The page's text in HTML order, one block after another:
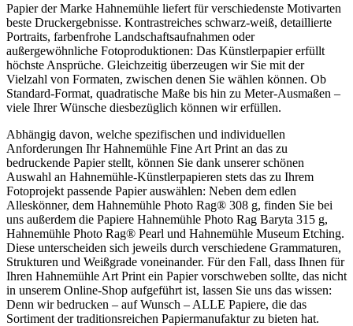
Papier der Marke Hahnemühle liefert für verschiedenste Motivarten
beste Druckergebnisse. Kontrastreiches schwarz-weiß, detaillierte
Portraits, farbenfrohe Landschaftsaufnahmen oder
außergewöhnliche Fotoproduktionen: Das Künstlerpapier erfüllt
höchste Ansprüche. Gleichzeitig überzeugen wir Sie mit der
Vielzahl von Formaten, zwischen denen Sie wählen können. Ob
Standard-Format, quadratische Maße bis hin zu Meter-Ausmaßen –
viele Ihrer Wünsche diesbezüglich können wir erfüllen.
Abhängig davon, welche spezifischen und individuellen
Anforderungen Ihr Hahnemühle Fine Art Print an das zu
bedruckende Papier stellt, können Sie dank unserer schönen
Auswahl an Hahnemühle-Künstlerpapieren stets das zu Ihrem
Fotoprojekt passende Papier auswählen: Neben dem edlen
Alleskönner, dem Hahnemühle Photo Rag® 308 g, finden Sie bei
uns außerdem die Papiere Hahnemühle Photo Rag Baryta 315 g,
Hahnemühle Photo Rag® Pearl und Hahnemühle Museum Etching.
Diese unterscheiden sich jeweils durch verschiedene Grammaturen,
Strukturen und Weißgrade voneinander. Für den Fall, dass Ihnen für
Ihren Hahnemühle Art Print ein Papier vorschweben sollte, das nicht
in unserem Online-Shop aufgeführt ist, lassen Sie uns das wissen:
Denn wir bedrucken – auf Wunsch – ALLE Papiere, die das
Sortiment der traditionsreichen Papiermanufaktur zu bieten hat.